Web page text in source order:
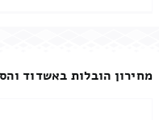
מחירון הובלות באשדוד